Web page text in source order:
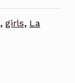
,girls, La